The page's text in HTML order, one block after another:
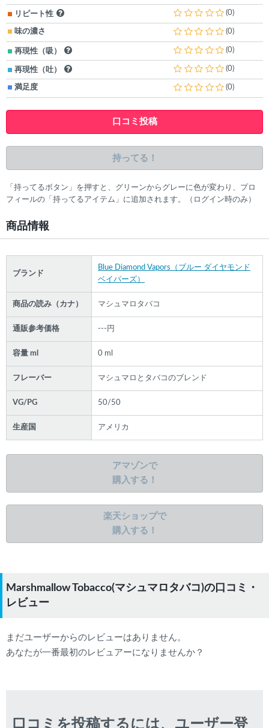
リピート性 (0)
味の濃さ (0)
再現性（吸） (0)
再現性（吐） (0)
満足度 (0)
口コミ投稿
持ってる！
「持ってるボタン」を押すと、グリーンからグレーに色が変わり、プロ
フィールの「持ってるアイテム」に追加されます。（ログイン時のみ）
商品情報
ブランド
Blue Diamond Vapors（ブルー ダイヤモンド
ベイパーズ）
商品の読み（カナ） マシュマロタバコ
通販参考価格 ---円
容量 ml 0 ml
フレーバー マシュマロとタバコのブレンド
VG/PG 50/50
生産国 アメリカ
アマゾンで
購入する！
楽天ショップで
購入する！
Marshmallow Tobacco(マシュマロタバコ)の口コミ・
レビュー
まだユーザーからのレビューはありません。
あなたが一番最初のレビュアーになりませんか？
口コミを投稿するには、ユーザー登